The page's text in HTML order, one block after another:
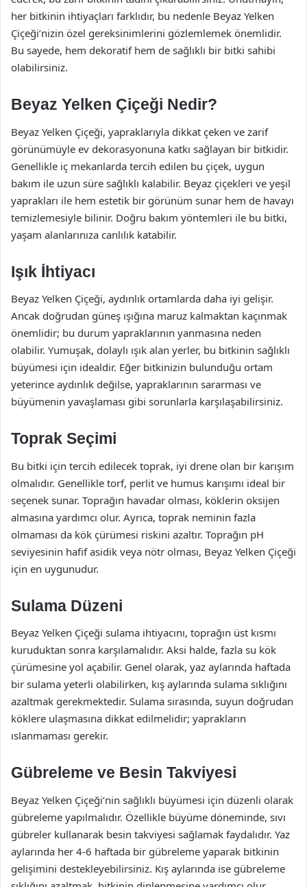
her bitkinin ihtiyaçları farklıdır, bu nedenle Beyaz Yelken
Çiçeği’nizin özel gereksinimlerini gözlemlemek önemlidir.
Bu sayede, hem dekoratif hem de sağlıklı bir bitki sahibi
olabilirsiniz.
Beyaz Yelken Çiçeği Nedir?
Beyaz Yelken Çiçeği, yapraklarıyla dikkat çeken ve zarif
görünümüyle ev dekorasyonuna katkı sağlayan bir bitkidir.
Genellikle iç mekanlarda tercih edilen bu çiçek, uygun
bakım ile uzun süre sağlıklı kalabilir. Beyaz çiçekleri ve yeşil
yaprakları ile hem estetik bir görünüm sunar hem de havayı
temizlemesiyle bilinir. Doğru bakım yöntemleri ile bu bitki,
yaşam alanlarınıza canlılık katabilir.
Işık İhtiyacı
Beyaz Yelken Çiçeği, aydınlık ortamlarda daha iyi gelişir.
Ancak doğrudan güneş ışığına maruz kalmaktan kaçınmak
önemlidir; bu durum yapraklarının yanmasına neden
olabilir. Yumuşak, dolaylı ışık alan yerler, bu bitkinin sağlıklı
büyümesi için idealdir. Eğer bitkinizin bulunduğu ortam
yeterince aydınlık değilse, yapraklarının sararması ve
büyümenin yavaşlaması gibi sorunlarla karşılaşabilirsiniz.
Toprak Seçimi
Bu bitki için tercih edilecek toprak, iyi drene olan bir karışım
olmalıdır. Genellikle torf, perlit ve humus karışımı ideal bir
seçenek sunar. Toprağın havadar olması, köklerin oksijen
almasına yardımcı olur. Ayrıca, toprak neminin fazla
olmaması da kök çürümesi riskini azaltır. Toprağın pH
seviyesinin hafif asidik veya nötr olması, Beyaz Yelken Çiçeği
için en uygunudur.
Sulama Düzeni
Beyaz Yelken Çiçeği sulama ihtiyacını, toprağın üst kısmı
kuruduktan sonra karşılamalıdır. Aksi halde, fazla su kök
çürümesine yol açabilir. Genel olarak, yaz aylarında haftada
bir sulama yeterli olabilirken, kış aylarında sulama sıklığını
azaltmak gerekmektedir. Sulama sırasında, suyun doğrudan
köklere ulaşmasına dikkat edilmelidir; yaprakların
ıslanmaması gerekir.
Gübreleme ve Besin Takviyesi
Beyaz Yelken Çiçeği’nin sağlıklı büyümesi için düzenli olarak
gübreleme yapılmalıdır. Özellikle büyüme döneminde, sıvı
gübreler kullanarak besin takviyesi sağlamak faydalıdır. Yaz
aylarında her 4-6 haftada bir gübreleme yaparak bitkinin
gelişimini destekleyebilirsiniz. Kış aylarında ise gübreleme